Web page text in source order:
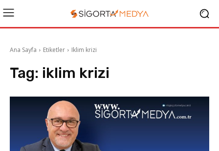
Ana Sayfa Etiketler Iklim krizi
Tag: iklim krizi